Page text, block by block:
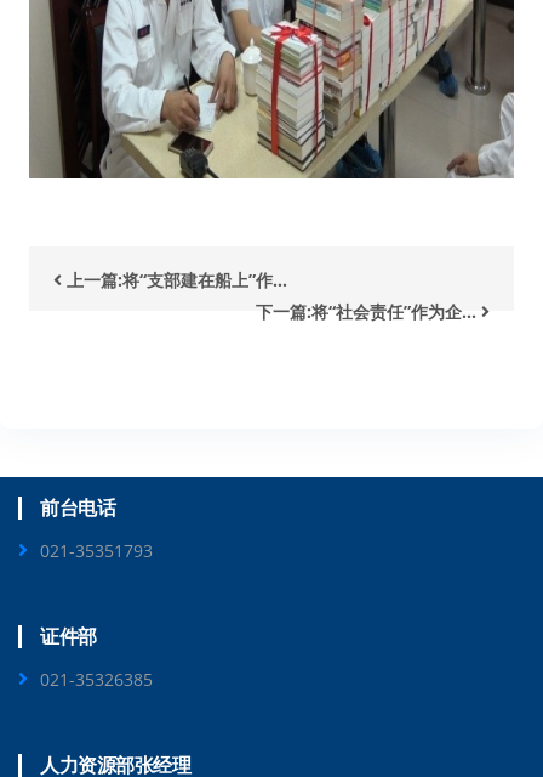
上一篇:将“支部建在船上”作...
下一篇:将“社会责任”作为企...
前台电话
021-35351793
证件部
021-35326385
人力资源部张经理